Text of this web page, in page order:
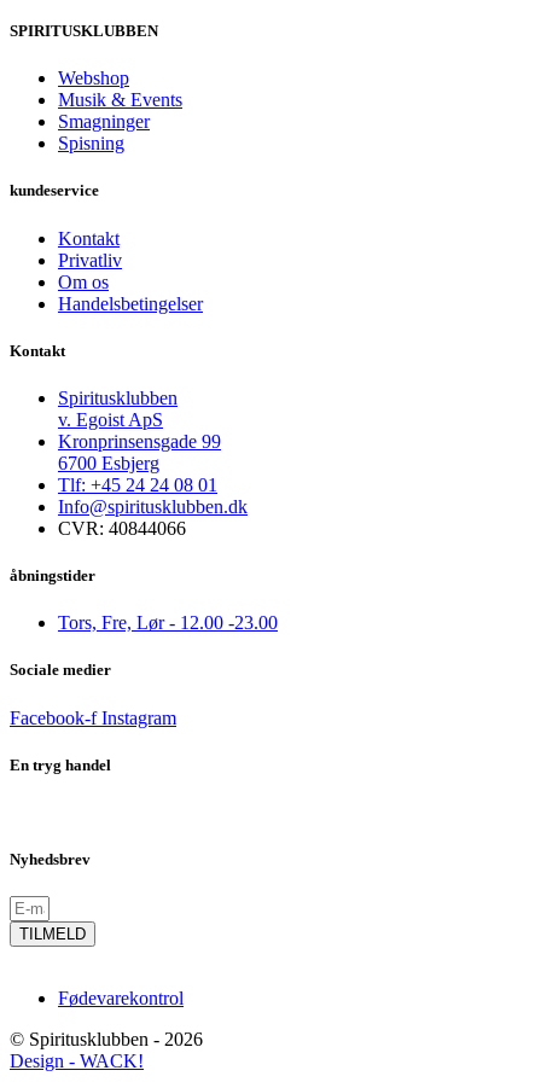
SPIRITUSKLUBBEN
Webshop
Musik & Events
Smagninger
Spisning
kundeservice
Kontakt
Privatliv
Om os
Handelsbetingelser
Kontakt
Spiritusklubben
v. Egoist ApS
Kronprinsensgade 99
6700 Esbjerg
Tlf: +45 24 24 08 01
Info@spiritusklubben.dk
CVR: 40844066
åbningstider
Tors, Fre, Lør - 12.00 -23.00
Sociale medier
Facebook-f Instagram
En tryg handel
Nyhedsbrev
TILMELD
Fødevarekontrol
© Spiritusklubben - 2026
Design - WACK!